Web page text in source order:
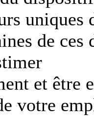
uniques
de
et être
votre